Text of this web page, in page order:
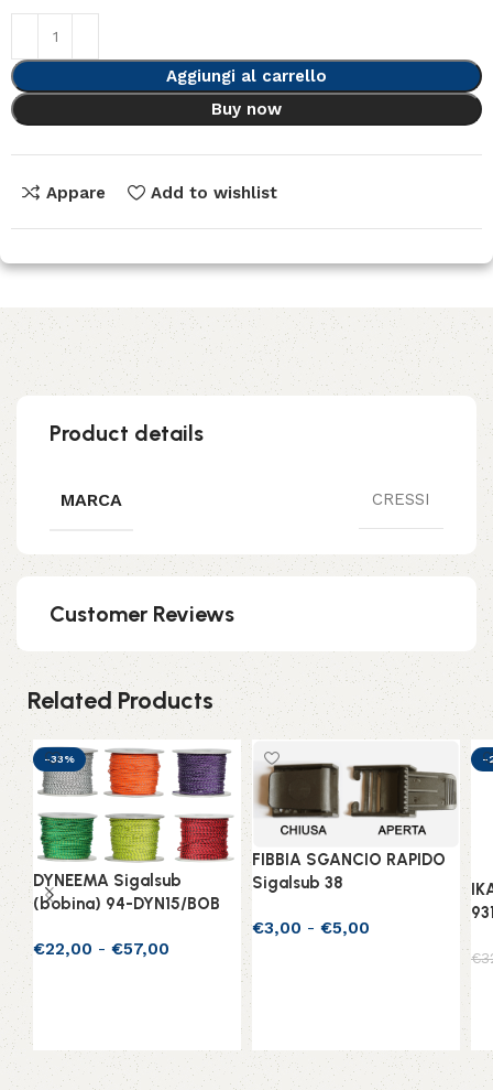
Aggiungi al carrello
Buy now
Appare Add to wishlist
Product details
MARCA CRESSI
Customer Reviews
Related Products
-33%
DYNEEMA Sigalsub
(bobina) 94-DYN15/BOB
€22,00 - €57,00
FIBBIA SGANCIO RAPIDO
Sigalsub 38
€3,00 - €5,00
-
€